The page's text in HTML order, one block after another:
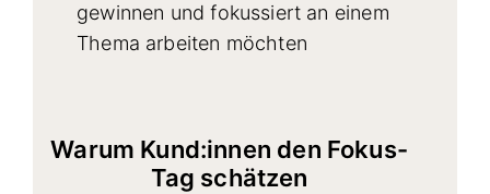
gewinnen und fokussiert an einem
Thema arbeiten möchten
Warum Kund:innen den Fokus-
Tag schätzen